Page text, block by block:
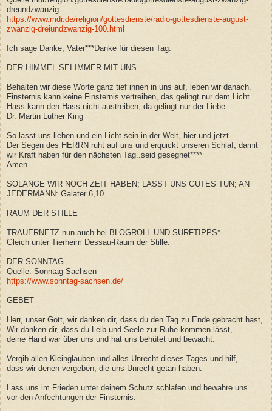
dreundzwanzig
https://www.mdr.de/religion/gottesdienste/radio-gottesdienste-august-
zwanzig-dreiundzwanzig-100.html
Ich sage Danke, Vater***Danke für diesen Tag.
DER HIMMEL SEI IMMER MIT UNS
Behalten wir diese Worte ganz tief innen in uns auf, leben wir danach.
Finsternis kann keine Finsternis vertreiben, das gelingt nur dem Licht.
Hass kann den Hass nicht austreiben, da gelingt nur der Liebe.
Dr. Martin Luther King
So lasst uns lieben und ein Licht sein in der Welt, hier und jetzt.
Der Segen des HERRN ruht auf uns und erquickt unseren Schlaf, damit
wir Kraft haben für den nächsten Tag..seid gesegnet****
Amen
SOLANGE WIR NOCH ZEIT HABEN; LASST UNS GUTES TUN; AN
JEDERMANN: Galater 6,10
RAUM DER STILLE
TRAUERNETZ nun auch bei BLOGROLL UND SURFTIPPS*
Gleich unter Tierheim Dessau-Raum der Stille.
DER SONNTAG
Quelle: Sonntag-Sachsen
https://www.sonntag-sachsen.de/
GEBET
Herr, unser Gott, wir danken dir, dass du den Tag zu Ende gebracht hast,
Wir danken dir, dass du Leib und Seele zur Ruhe kommen lässt,
deine Hand war über uns und hat uns behütet und bewacht.
Vergib allen Kleinglauben und alles Unrecht dieses Tages und hilf,
dass wir denen vergeben, die uns Unrecht getan haben.
Lass uns im Frieden unter deinem Schutz schlafen und bewahre uns
vor den Anfechtungen der Finsternis.